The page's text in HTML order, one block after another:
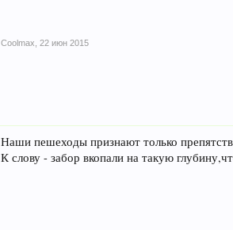
Coolmax 22 июн 2015
Наши пешеходы признают только
К слову - забор вкопали на такую